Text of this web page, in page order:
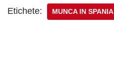
Etichete: MUNCA IN SPANIA